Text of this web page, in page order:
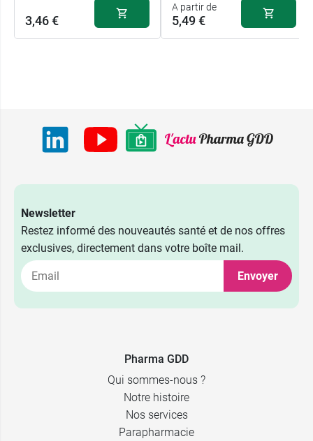
3,46 €
A partir de
5,49 €
Newsletter
Restez informé des nouveautés santé et de nos offres
exclusives, directement dans votre boîte mail.
Envoyer
Pharma GDD
Qui sommes-nous ?
Notre histoire
Nos services
Parapharmacie